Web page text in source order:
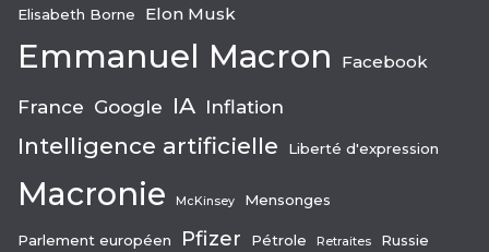
Elisabeth Borne Elon Musk
Emmanuel Macron Facebook
France Google IA Inflation
Intelligence artificielle Liberté d'expression
Macronie McKinsey Mensonges
Parlement européen Pfizer Pétrole Retraites
Russie